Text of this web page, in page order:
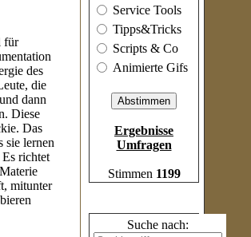
für
des
die
dann
Diese
Das
sie lernen
richtet
mitunter
Service Tools
Tipps&Tricks
Scripts & Co
Animierte Gifs
Ergebnisse
Umfragen
Stimmen 1199
Suche nach: